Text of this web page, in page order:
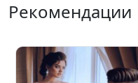
Рекомендации